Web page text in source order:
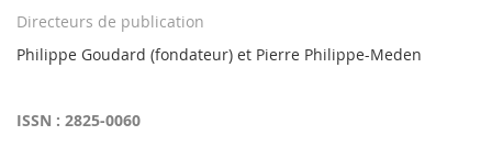
Directeurs de publication
Philippe Goudard (fondateur) et Pierre Philippe-Meden
ISSN : 2825-0060